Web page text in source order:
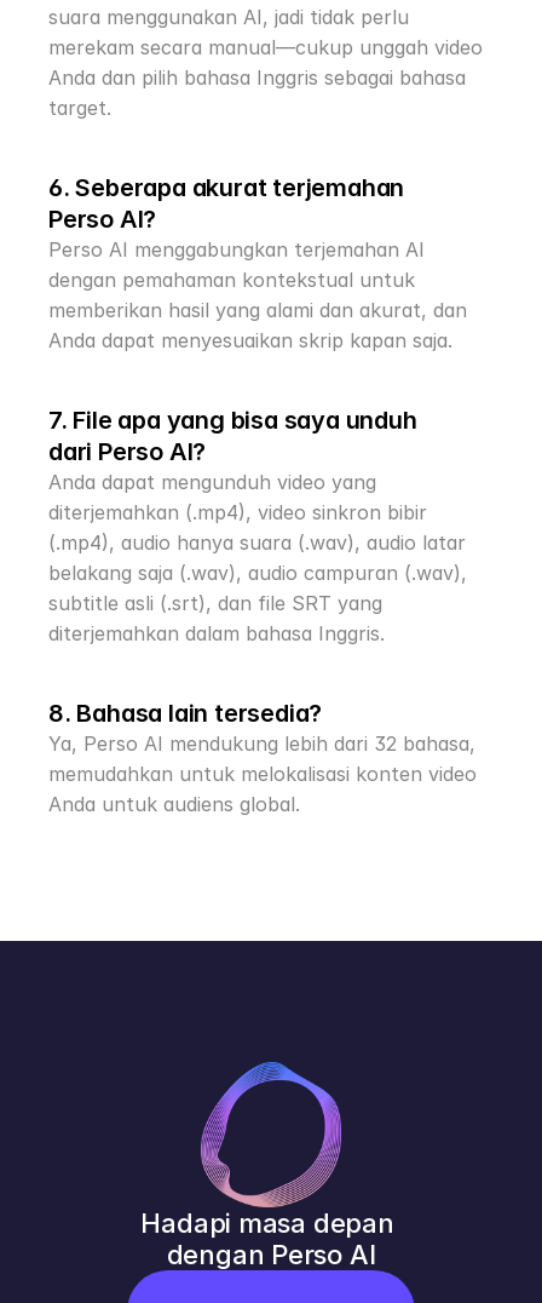
suara menggunakan AI, jadi tidak perlu
merekam secara manual—cukup unggah video
Anda dan pilih bahasa Inggris sebagai bahasa
target.
6. Seberapa akurat terjemahan
Perso AI?
Perso AI menggabungkan terjemahan AI
dengan pemahaman kontekstual untuk
memberikan hasil yang alami dan akurat, dan
Anda dapat menyesuaikan skrip kapan saja.
7. File apa yang bisa saya unduh
dari Perso AI?
Anda dapat mengunduh video yang
diterjemahkan (.mp4), video sinkron bibir
(.mp4), audio hanya suara (.wav), audio latar
belakang saja (.wav), audio campuran (.wav),
subtitle asli (.srt), dan file SRT yang
diterjemahkan dalam bahasa Inggris.
8. Bahasa lain tersedia?
Ya, Perso AI mendukung lebih dari 32 bahasa,
memudahkan untuk melokalisasi konten video
Anda untuk audiens global.
Hadapi masa depan
dengan Perso AI